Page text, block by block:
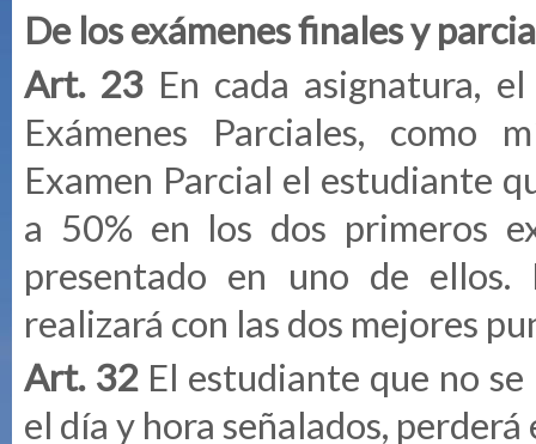
De los exámenes finales y
Art. 23 En cada asignatura,
Exámenes Parciales, como
Examen Parcial el estudiante
a 50% en los dos primeros
presentado en uno de
realizará con las dos mejores
Art. 32 El estudiante que no
el día y hora señalados, perderá